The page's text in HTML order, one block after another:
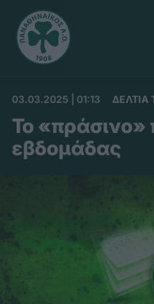
03.03.2025 | 01:13 ΔΕΛΤΙΑ
Το
εβδομάδας